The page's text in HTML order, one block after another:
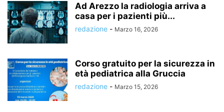
Ad Arezzo la radiologia arriva a
casa per i pazienti più...
redazione - Marzo 16, 2026
Corso gratuito per la sicurezza in
età pediatrica alla Gruccia
redazione - Marzo 15, 2026